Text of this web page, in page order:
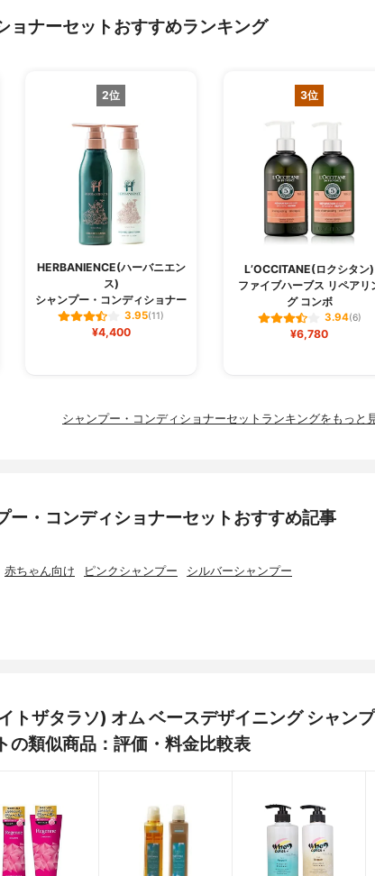
ョナーセットおすすめランキング
2位
HERBANIENCE(ハーバニエン
ス)
シャンプー・コンディショナー
3.95(11)
¥4,400
3位
L’OCCITANE(ロクシタン)
ファイブハーブス リペアリ
グ コンボ
3.94(6)
¥6,780
シャンプー・コンディショナーセットランキングをもっと
ー・コンディショナーセットおすすめ記事
赤ちゃん向け ピンクシャンプー シルバーシャンプー
トザタラソ) オム ベースデザイニング シャンプ
の類似商品：評価・料金比較表